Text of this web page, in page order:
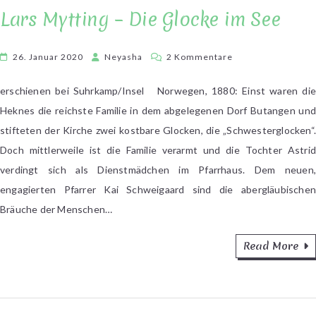
Lars Mytting – Die Glocke im See
26. Januar 2020 Neyasha 2 Kommentare
Mytting
im
See
erschienen bei Suhrkamp/Insel Norwegen, 1880: Einst waren die
Heknes die reichste Familie in dem abgelegenen Dorf Butangen und
stifteten der Kirche zwei kostbare Glocken, die „Schwesterglocken“.
Doch mittlerweile ist die Familie verarmt und die Tochter Astrid
verdingt sich als Dienstmädchen im Pfarrhaus. Dem neuen,
engagierten Pfarrer Kai Schweigaard sind die abergläubischen
Bräuche der Menschen…
Read More